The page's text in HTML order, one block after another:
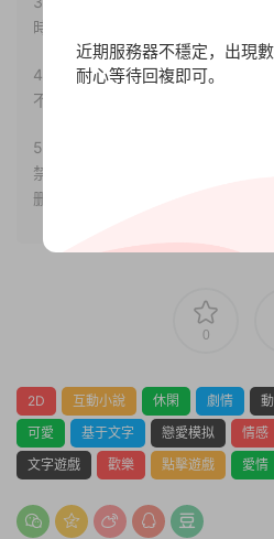
時間解決！
4.本站部分内容均由互聯網收集整
不存在任何商業目的與商業用途。
5.本站提供的所有資源僅供參考學
禁止下載本站資源參與任何商業和
删除!
0
2D 互動小說 休閑 劇情
可愛
基于文字 戀愛模拟 情感
文字遊戲
歡樂 點擊遊戲 愛情
近期服務器不穩定，出現
耐心等待回複即可。